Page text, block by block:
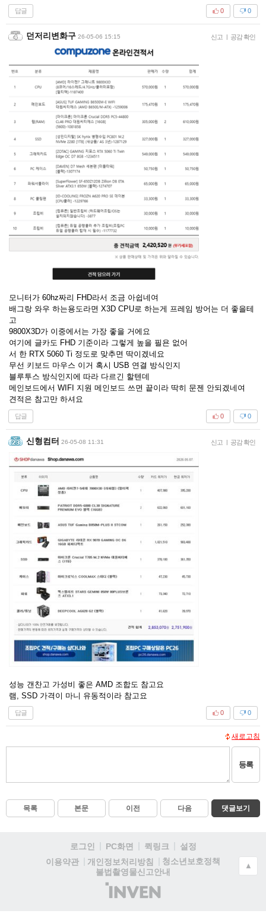
답글 0
0
던저리변화구 26-05-06 15:15 신고 | 공감 확인
모니터가 60hz짜리 FHD라서 조금 아쉽네여
배그랑 와우 하는용도라면 X3D CPU로 하는게 프레임 방어는 더 좋을테
고
9800X3D가 이중에서는 가장 좋을 거에요
여기에 글카도 FHD 기준이라 그렇게 높을 필욘 없어
서 한 RTX 5060 Ti 정도로 맞추면 딱이겠네요
무선 키보드 마우스 이거 혹시 USB 연결 방식인지
블루투스 방식인지에 따라 다르긴 할텐데
메인보드에서 WIFI 지원 메인보드 쓰면 끝이라 딱히 문젠 안되겠네여
견적은 참고만 하셔요
답글 0
0
신형컴터 26-05-08 11:31 신고 | 공감 확인
성능 갠찬고 가성비 좋은 AMD 조합도 참고요
램, SSD 가격이 마니 유동적이라 참고요
답글 0
0
새로고침
등록
목록 본문 이전 다음 댓글보기
로그인 PC화면 퀵링크
설정
이용약관
개인정보처리방침
청소년보호정책
불법촬영물신고안내
(주)
인
▲